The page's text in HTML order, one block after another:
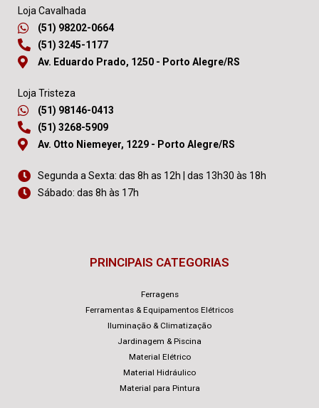
Loja Cavalhada
(51) 98202-0664
(51) 3245-1177
Av. Eduardo Prado, 1250 - Porto Alegre/RS
Loja Tristeza
(51) 98146-0413
(51) 3268-5909
Av. Otto Niemeyer, 1229 - Porto Alegre/RS
Segunda a Sexta: das 8h as 12h | das 13h30 às 18h
Sábado: das 8h às 17h
PRINCIPAIS CATEGORIAS
Ferragens
Ferramentas & Equipamentos Elétricos
Iluminação & Climatização
Jardinagem & Piscina
Material Elétrico
Material Hidráulico
Material para Pintura